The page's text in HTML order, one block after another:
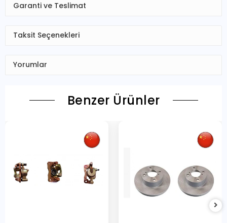
Garanti ve Teslimat
Taksit Seçenekleri
Yorumlar
Benzer Ürünler